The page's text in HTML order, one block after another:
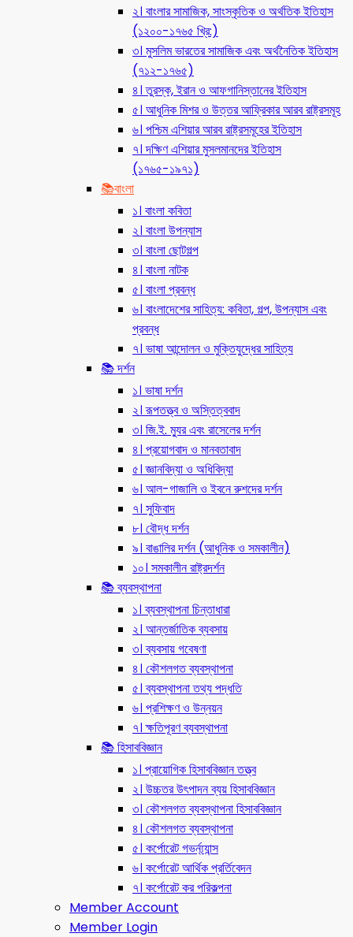
২। বাংলার সামাজিক, সাংস্কৃতিক ও অর্থতিক ইতিহাস
(১২০০-১৭৬৫ খ্রি:)
৩। মুসলিম ভারতের সামাজিক এবং অর্থনৈতিক ইতিহাস
(৭১২-১৭৬৫)
৪। তুরস্ক, ইরান ও আফগানিস্তানের ইতিহাস
৫। আধুনিক মিশর ও উত্তর আফ্রিকার আরব রাষ্ট্রসমূহ
৬। পশ্চিম এশিয়ার আরব রাষ্ট্রসমূহের ইতিহাস
৭। দক্ষিণ এশিয়ার মুসলমানদের ইতিহাস
(১৭৬৫-১৯৭১)
📚বাংলা
১। বাংলা কবিতা
২। বাংলা উপন্যাস
৩। বাংলা ছোটগল্প
৪। বাংলা নাটক
৫। বাংলা প্রবন্ধ
৬। বাংলাদেশের সাহিত্য: কবিতা, গল্প, উপন্যাস এবং
প্রবন্ধ
৭। ভাষা আন্দোলন ও মুক্তিযুদ্ধের সাহিত্য
📚 দর্শন
১। ভাষা দর্শন
২। রূপতত্ত্ব ও অস্তিত্ববাদ
৩। জি.ই. ম্যুর এবং রাসেলের দর্শন
৪। প্রয়োগবাদ ও মানবতাবাদ
৫। জ্ঞানবিদ্যা ও অধিবিদ্যা
৬। আল-গাজালি ও ইবনে রুশদের দর্শন
৭। সুফিবাদ
৮। বৌদ্ধ দর্শন
৯। বাঙালির দর্শন (আধুনিক ও সমকালীন)
১০। সমকালীন রাষ্ট্রদর্শন
📚 ব্যবস্থাপনা
১। ব্যবস্থাপনা চিন্তাধারা
২। আন্তর্জাতিক ব্যবসায়
৩। ব্যবসায় গবেষণা
৪। কৌশলগত ব্যবস্থাপনা
৫। ব্যবস্থাপনা তথ্য পদ্ধতি
৬। প্রশিক্ষণ ও উন্নয়ন
৭। ক্ষতিপূরণ ব্যবস্থাপনা
📚 হিসাববিজ্ঞান
১। প্রায়োগিক হিসাববিজ্ঞান তত্ত্ব
২। উচ্চতর উৎপাদন ব্যয় হিসাববিজ্ঞান
৩। কৌশলগত ব্যবস্থাপনা হিসাববিজ্ঞান
৪। কৌশলগত ব্যবস্থাপনা
৫। কর্পোরেট গভর্ন্য্যান্স
৬। কর্পোরেট আর্থিক প্রর্তিবেদন
৭। কর্পোরেট কর পরিকল্পনা
Member Account
Member Login